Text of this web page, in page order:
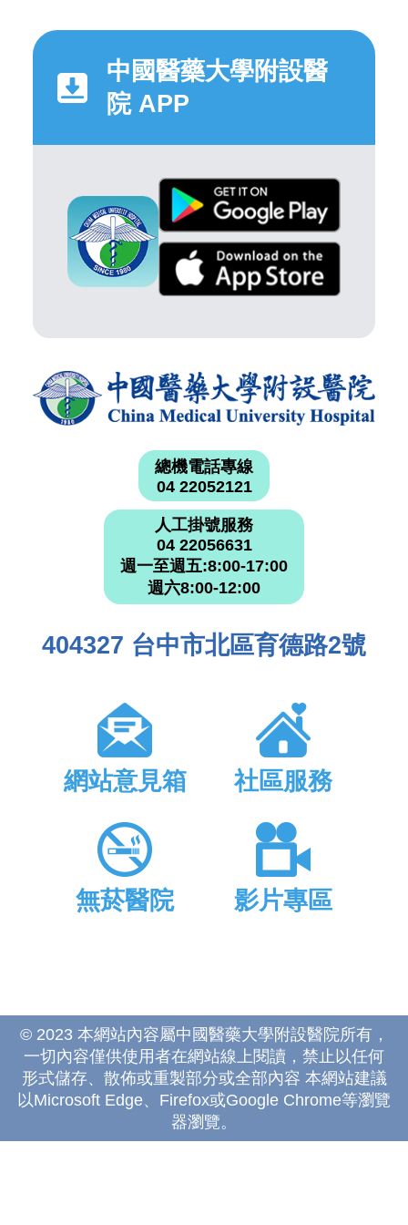
中國醫藥大學附設醫
院 APP
總機電話專線
04 22052121
人工掛號服務
04 22056631
週一至週五:8:00-17:00
週六8:00-12:00
404327 台中市北區育德路2號
網站意見箱 社區服務
無菸醫院 影片專區
© 2023 本網站內容屬中國醫藥大學附設醫院所有，
一切內容僅供使用者在網站線上閱讀，禁止以任何
形式儲存、散佈或重製部分或全部內容 本網站建議
以Microsoft Edge、Firefox或Google Chrome等瀏覽
器瀏覽。